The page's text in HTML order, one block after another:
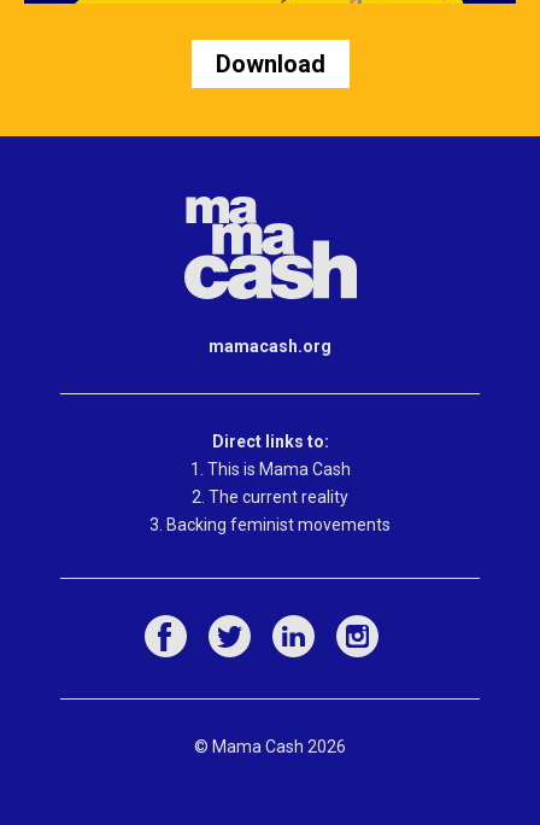
Download
mamacash.org
Direct links to:
1. This is Mama Cash
2. The current reality
3. Backing feminist movements
© Mama Cash 2026